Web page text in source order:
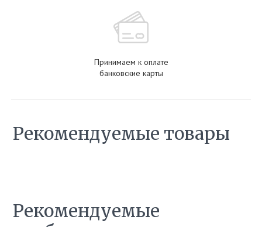
Принимаем к оплате
банковские карты
Рекомендуемые товары
Рекомендуемые